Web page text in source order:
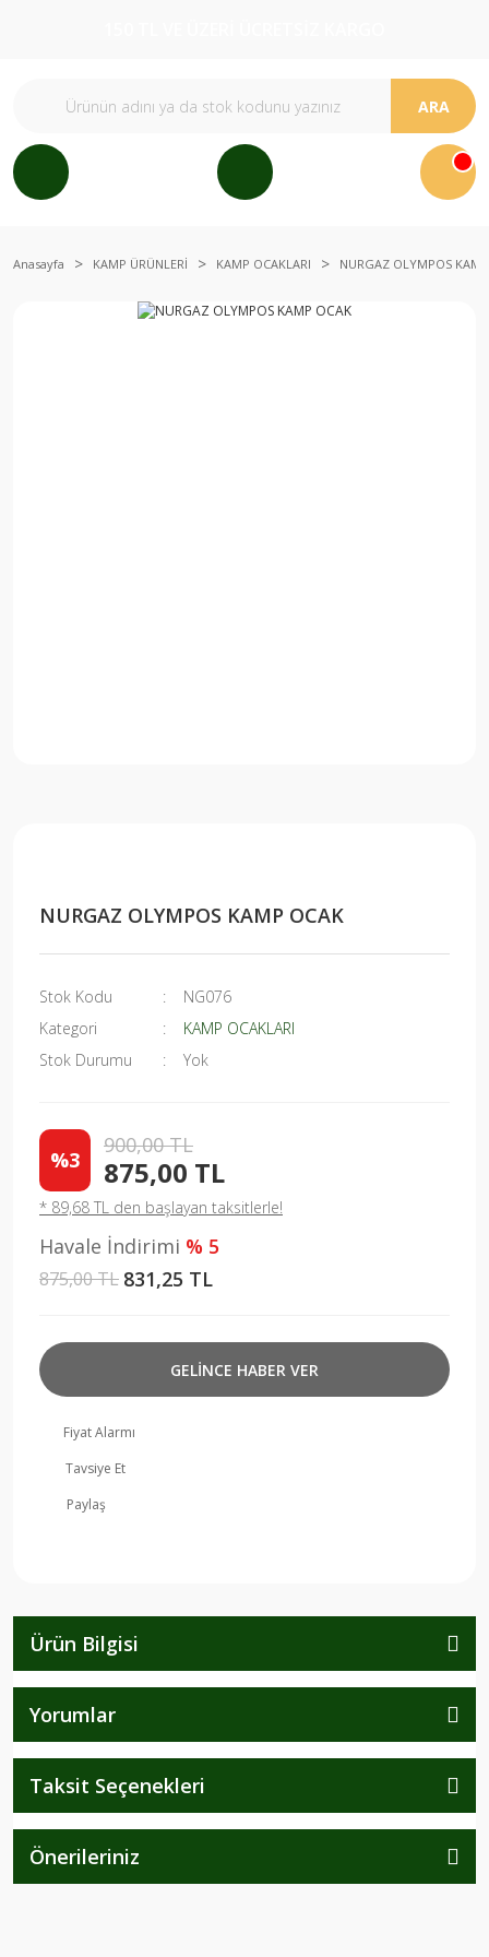
ARA
Anasayfa KAMP ÜRÜNLERİ KAMP OCAKLARI NURGAZ OLYMPOS
NURGAZ OLYMPOS KAMP OCAK
Stok Kodu
NG076
Kategori
KAMP OCAKLARI
Stok Durumu
Yok
%3
900,00 TL
875,00 TL
* 89,68 TL den başlayan taksitlerle!
Havale İndirimi % 5
875,00 TL 831,25 TL
GELİNCE HABER VER
Fiyat Alarmı
Tavsiye Et
Paylaş
Ürün Bilgisi
Yorumlar
Taksit Seçenekleri
Önerileriniz